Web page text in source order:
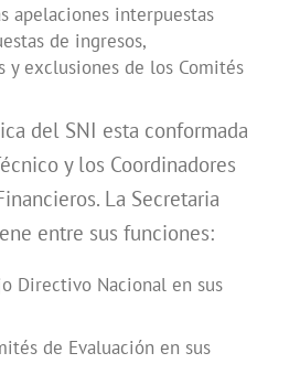
apelaciones interpuestas
de ingresos,
y exclusiones de los Comités
del SNI esta conformada
y los Coordinadores
La Secretaria
entre sus funciones:
Directivo Nacional en sus
de Evaluación en sus